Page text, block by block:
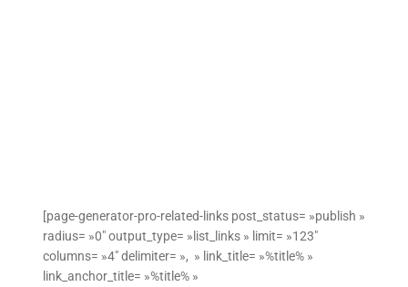
[page-generator-pro-related-links post_status= »publish »
radius= »0″ output_type= »list_links » limit= »123″
columns= »4″ delimiter= », » link_title= »%title% »
link_anchor_title= »%title% »